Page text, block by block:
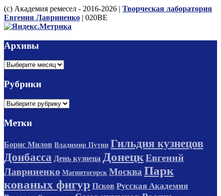
(с) Академия ремесел - 2016-2026 | Творческая лаборатория
Евгения Лавриненко | 020BE
Архивы
Архивы
Рубрики
Рубрики
Метки
Борис Милов Владимир Путин Гильдия кузнецов
Донбасса День кузнеца ДонецкЕвгений
Лавриненко Магнитогорск Москва Парк
кованых фигур Псков Русская Академия